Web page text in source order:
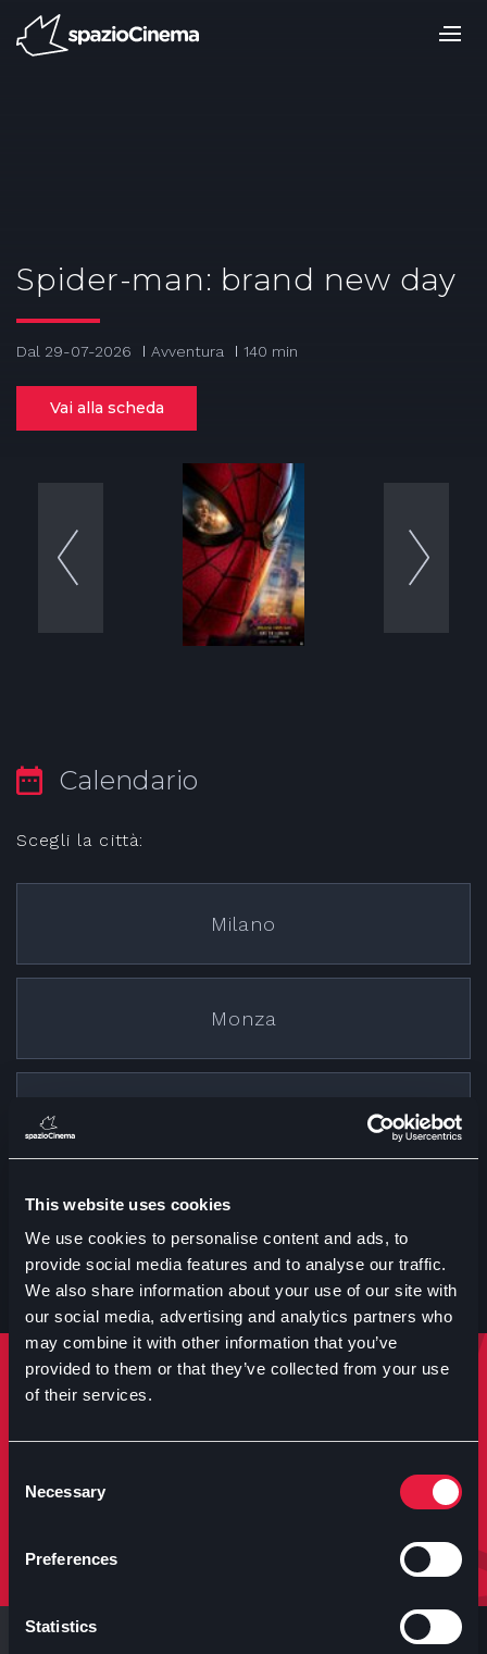
This website uses cookies
We use cookies to personalise content and ads, to
provide social media features and to analyse our traffic.
We also share information about your use of our site with
our social media, advertising and analytics partners who
may combine it with other information that you’ve
provided to them or that they’ve collected from your use
of their services.
Selection
Necessary
Preferences
Statistics
Spider-man: brand new day
Dal 29-07-2026 Avventura 140 min
Vai alla scheda
Calendario
Scegli la città:
Milano
Monza
Treviglio
Rimani sempre aggiornato
Iscriviti per ricevere notizie su eventi manifestazioni e